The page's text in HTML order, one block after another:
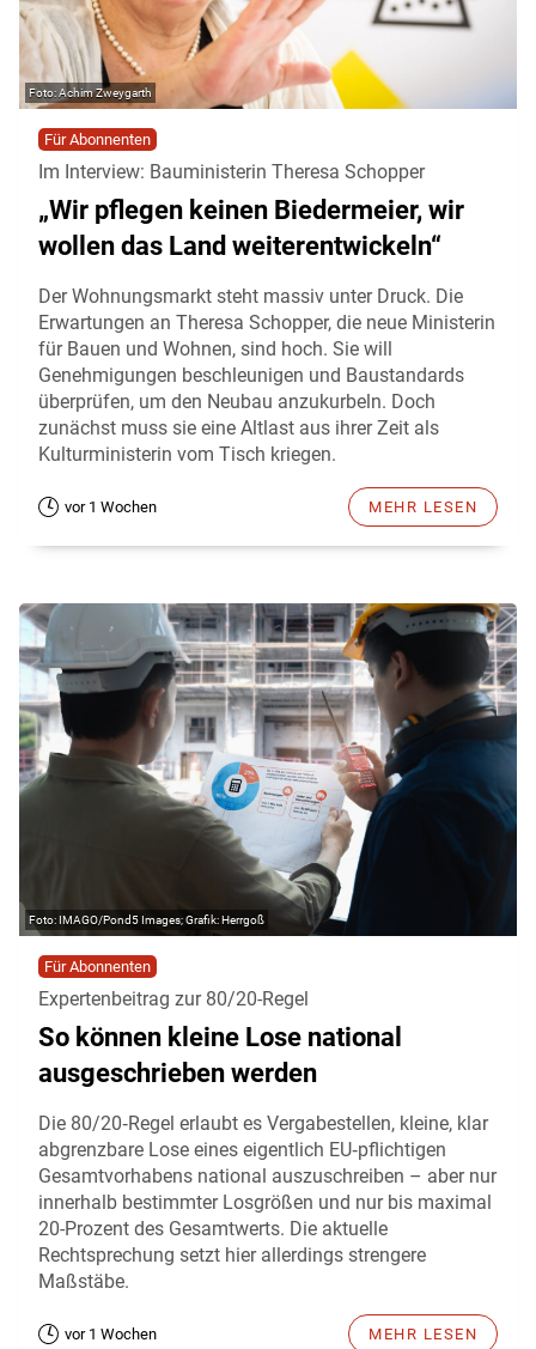
Achim Zweygarth
Für Abonnenten
Im Interview: Bauministerin Theresa Schopper
„Wir pflegen keinen Biedermeier, wir
wollen das Land weiterentwickeln“
Der Wohnungsmarkt steht massiv unter Druck. Die
Erwartungen an Theresa Schopper, die neue Ministerin
für Bauen und Wohnen, sind hoch. Sie will
Genehmigungen beschleunigen und Baustandards
überprüfen, um den Neubau anzukurbeln. Doch
zunächst muss sie eine Altlast aus ihrer Zeit als
Kulturministerin vom Tisch kriegen.
vor 1 Wochen MEHR LESEN
IMAGO/Pond5 Images; Grafik: Herrgoß
Für Abonnenten
Expertenbeitrag zur 80/20-Regel
So können kleine Lose national
ausgeschrieben werden
Die 80/20‑Regel erlaubt es Vergabestellen, kleine, klar
abgrenzbare Lose eines eigentlich EU‑pflichtigen
Gesamtvorhabens national auszuschreiben – aber nur
innerhalb bestimmter Losgrößen und nur bis maximal
20-Prozent des Gesamtwerts. Die aktuelle
Rechtsprechung setzt hier allerdings strengere
Maßstäbe.
vor 1 Wochen MEHR LESEN